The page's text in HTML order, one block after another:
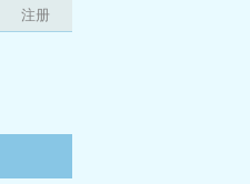
注册